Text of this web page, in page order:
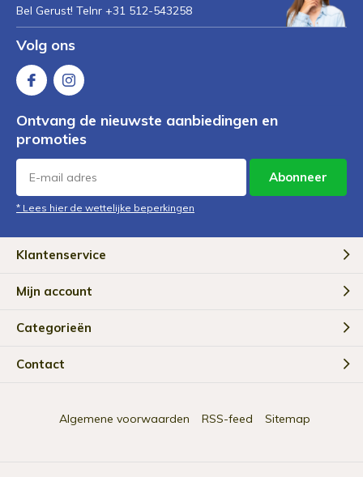
Bel Gerust! Telnr +31 512-543258
Volg ons
Ontvang de nieuwste aanbiedingen en
promoties
Abonneer
* Lees hier de wettelijke beperkingen
Klantenservice
Mijn account
Categorieën
Contact
Algemene voorwaarden RSS-feed Sitemap